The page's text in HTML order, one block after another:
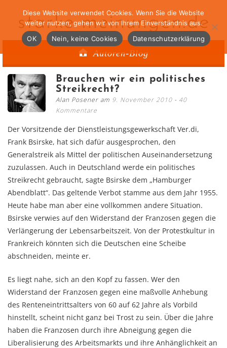
starke-meinungen.de
Autoren-Blog
Brauchen wir ein politisches
Streikrecht?
Alan Posener am 9. November 2010
40
Kommentare
Der Vorsitzende der Dienstleistungsgewerkschaft Ver.di,
Frank Bsirske, hat sich dafür ausgesprochen, den
Generalstreik als Mittel der politischen Auseinandersetzung
zuzulassen. Auch in Deutschland werde ein politisches
Streikrecht gebraucht, sagte Bsirske dem „Hamburger
Abendblatt“. Das geltende Verbot stamme aus dem Jahr 1955.
Heute habe man aber eine vollkommen andere Situation.
Bsirske verwies auf den Widerstand der Franzosen gegen die
Verlängerung der Lebensarbeitszeit. Von der Protestkultur in
Frankreich könnten sich die Deutschen eine Scheibe
abschneiden, meinte er.
Es liegt nahe, sich an den Kopf zu fassen. Wer den
Widerstand der Franzosen gegen eine maßvolle Anhebung
des Renteneintrittsalters von 60 auf 62 Jahre als Vorbild
hinstellt, scheint nicht ganz bei Trost zu sein. Über die Jahre
haben die Franzosen durch ihre Abneigung gegen die
Liberalisierung des Arbeitsmarkts und ihre Anhänglichkeit an
Diese Website verwendet Cookies. Wenn Sie die Website
weiter nutzen, gehen wir von Ihrem Einverständnis aus.
OK
Nein, keine Cookies Datenschutzerklärung